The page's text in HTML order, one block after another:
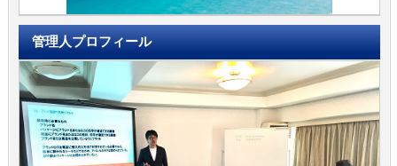
管理人プロフィール